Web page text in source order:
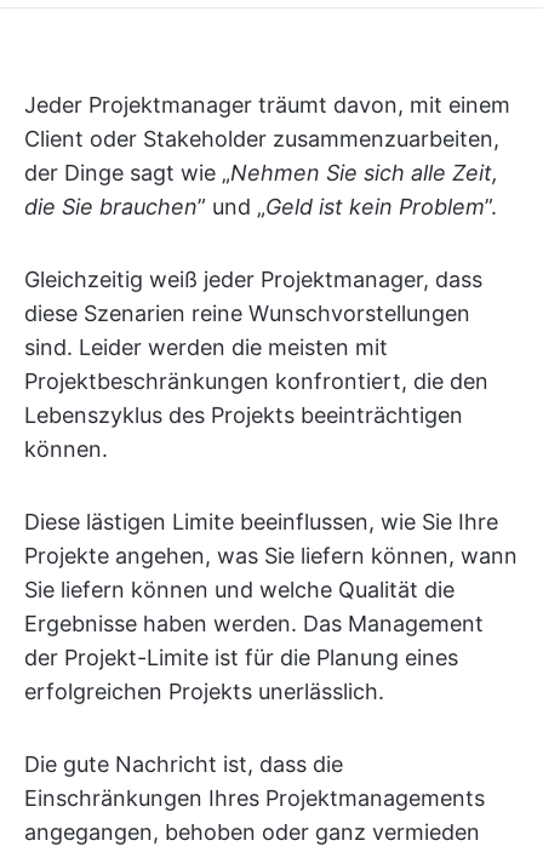
Jeder Projektmanager träumt davon, mit einem
Client oder Stakeholder zusammenzuarbeiten,
der Dinge sagt wie „Nehmen Sie sich alle Zeit,
die Sie brauchen” und „Geld ist kein Problem”.
Gleichzeitig weiß jeder Projektmanager, dass
diese Szenarien reine Wunschvorstellungen
sind. Leider werden die meisten mit
Projektbeschränkungen konfrontiert, die den
Lebenszyklus des Projekts beeinträchtigen
können.
Diese lästigen Limite beeinflussen, wie Sie Ihre
Projekte angehen, was Sie liefern können, wann
Sie liefern können und welche Qualität die
Ergebnisse haben werden. Das Management
der Projekt-Limite ist für die Planung eines
erfolgreichen Projekts unerlässlich.
Die gute Nachricht ist, dass die
Einschränkungen Ihres Projektmanagements
angegangen, behoben oder ganz vermieden